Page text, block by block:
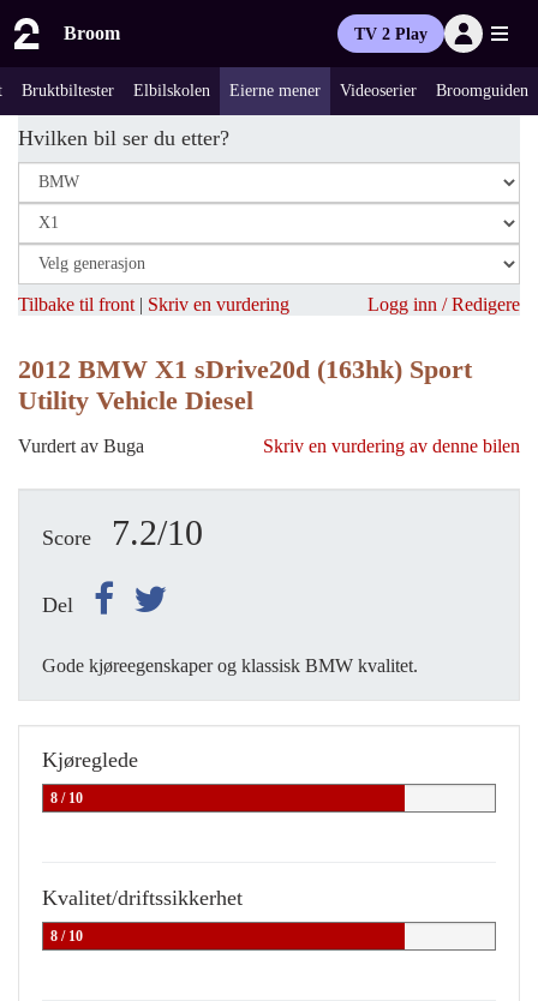
Broom TV 2 Play
Bruktbiltester Elbilskolen Eierne mener Videoserier Broomguiden
Hvilken bil ser du etter?
Tilbake til front | Skriv en vurdering Logg inn / Redigere
2012 BMW X1 sDrive20d (163hk) Sport
Utility Vehicle Diesel
Vurdert av Buga Skriv en vurdering av denne bilen
Score 7.2/10
Del
Gode kjøreegenskaper og klassisk BMW kvalitet.
Kjøreglede
8 / 10
Kvalitet/driftssikkerhet
8 / 10